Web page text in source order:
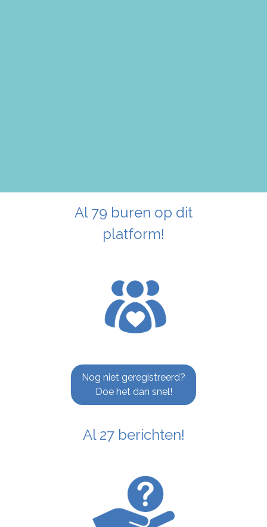
Al 79 buren op dit
platform!
Nog niet geregistreerd?
Doe het dan snel!
Al 27 berichten!